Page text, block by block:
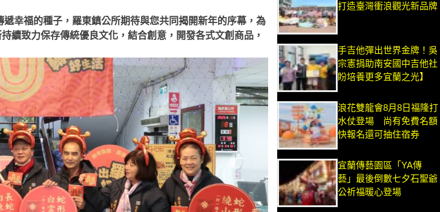
幸福的種子，羅東鎮公所期待與您共同揭開新年的序幕，為
續致力保存傳統優良文化，結合創意，開發各式文創商品，
打造臺灣衝浪觀光新品牌
手吉他彈出世界金牌！吳
宗憲捐助南安國中吉他社
盼培養更多宜蘭之光】
浪花雙龍會8月8日福隆打
水仗登場 尚有免費名額
快報名還可抽住宿券
宜蘭傳藝園區「YA傳
藝」最後倒數七夕石聖爺
公祈福暖心登場